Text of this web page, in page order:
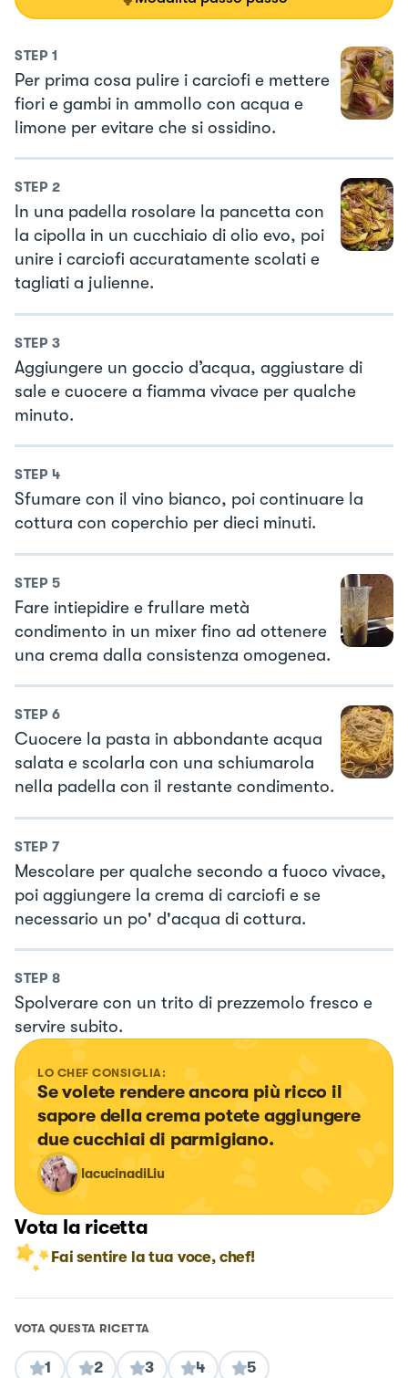
STEP 1
Per prima cosa pulire i carciofi e mettere
fiori e gambi in ammollo con acqua e
limone per evitare che si ossidino.
STEP 2
In una padella rosolare la pancetta con
la cipolla in un cucchiaio di olio evo, poi
unire i carciofi accuratamente scolati e
tagliati a julienne.
STEP 3
Aggiungere un goccio d’acqua, aggiustare di
sale e cuocere a fiamma vivace per qualche
minuto.
STEP 4
Sfumare con il vino bianco, poi continuare la
cottura con coperchio per dieci minuti.
STEP 5
Fare intiepidire e frullare metà
condimento in un mixer fino ad ottenere
una crema dalla consistenza omogenea.
STEP 6
Cuocere la pasta in abbondante acqua
salata e scolarla con una schiumarola
nella padella con il restante condimento.
STEP 7
Mescolare per qualche secondo a fuoco vivace,
poi aggiungere la crema di carciofi e se
necessario un po' d'acqua di cottura.
STEP 8
Spolverare con un trito di prezzemolo fresco e
servire subito.
LO CHEF CONSIGLIA:
Se volete rendere ancora più ricco il
sapore della crema potete aggiungere
due cucchiai di parmigiano.
lacucinadiLiu
Vota la ricetta
Fai sentire la tua voce, chef!
VOTA QUESTA RICETTA
1 2 3 4 5